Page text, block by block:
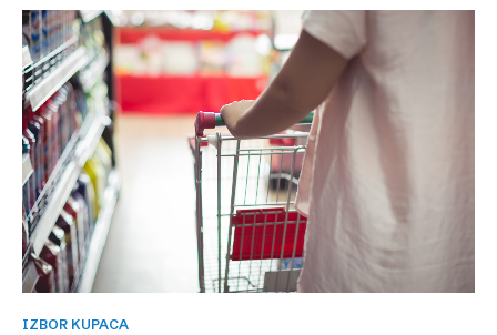
IZBOR KUPACA